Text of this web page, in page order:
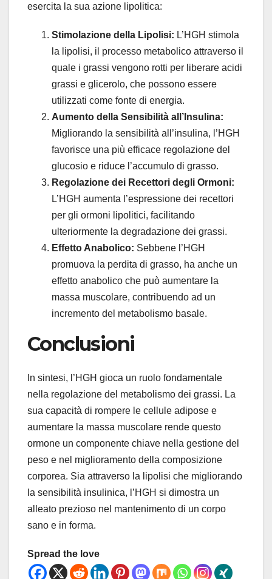
esercita la sua azione lipolitica:
Stimolazione della Lipolisi: L’HGH stimola
la lipolisi, il processo metabolico attraverso il
quale i grassi vengono rotti per liberare acidi
grassi e glicerolo, che possono essere
utilizzati come fonte di energia.
Aumento della Sensibilità all’Insulina:
Migliorando la sensibilità all’insulina, l’HGH
favorisce una più efficace regolazione del
glucosio e riduce l’accumulo di grasso.
Regolazione dei Recettori degli Ormoni:
L’HGH aumenta l’espressione dei recettori
per gli ormoni lipolitici, facilitando
ulteriormente la degradazione dei grassi.
Effetto Anabolico: Sebbene l’HGH
promuova la perdita di grasso, ha anche un
effetto anabolico che può aumentare la
massa muscolare, contribuendo ad un
incremento del metabolismo basale.
Conclusioni
In sintesi, l’HGH gioca un ruolo fondamentale
nella regolazione del metabolismo dei grassi. La
sua capacità di rompere le cellule adipose e
aumentare la massa muscolare rende questo
ormone un componente chiave nella gestione del
peso e nel miglioramento della composizione
corporea. Sia attraverso la lipolisi che migliorando
la sensibilità insulinica, l’HGH si dimostra un
alleato prezioso nel mantenimento di un corpo
sano e in forma.
Spread the love